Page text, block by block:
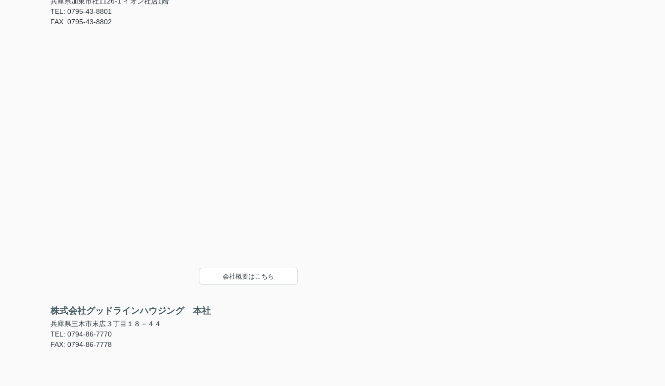
TEL: 0795-43-8801
FAX: 0795-43-8802
会社概要はこちら
株式会社グッドラインハウジング 本社
兵庫県三木市末広３丁目１８－４４
TEL: 0794-86-7770
FAX: 0794-86-7778